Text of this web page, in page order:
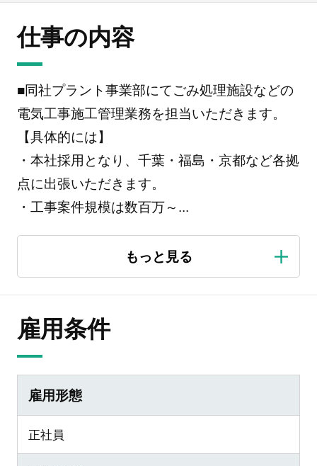
仕事の内容
■同社プラント事業部にてごみ処理施設などの
電気工事施工管理業務を担当いただきます。
【具体的には】
・本社採用となり、千葉・福島・京都など各拠
点に出張いただきます。
・工事案件規模は数百万～ ...
雇用条件
雇用形態
正社員